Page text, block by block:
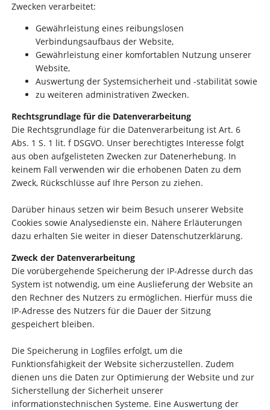
Zwecken verarbeitet:
Gewährleistung eines reibungslosen
Verbindungsaufbaus der Website,
Gewährleistung einer komfortablen Nutzung unserer
Website,
Auswertung der Systemsicherheit und -stabilität sowie
zu weiteren administrativen Zwecken.
Rechtsgrundlage für die Datenverarbeitung
Die Rechtsgrundlage für die Datenverarbeitung ist Art. 6
Abs. 1 S. 1 lit. f DSGVO. Unser berechtigtes Interesse folgt
aus oben aufgelisteten Zwecken zur Datenerhebung. In
keinem Fall verwenden wir die erhobenen Daten zu dem
Zweck, Rückschlüsse auf Ihre Person zu ziehen.
Darüber hinaus setzen wir beim Besuch unserer Website
Cookies sowie Analysedienste ein. Nähere Erläuterungen
dazu erhalten Sie weiter in dieser Datenschutzerklärung.
Zweck der Datenverarbeitung
Die vorübergehende Speicherung der IP-Adresse durch das
System ist notwendig, um eine Auslieferung der Website an
den Rechner des Nutzers zu ermöglichen. Hierfür muss die
IP-Adresse des Nutzers für die Dauer der Sitzung
gespeichert bleiben.
Die Speicherung in Logfiles erfolgt, um die
Funktionsfähigkeit der Website sicherzustellen. Zudem
dienen uns die Daten zur Optimierung der Website und zur
Sicherstellung der Sicherheit unserer
informationstechnischen Systeme. Eine Auswertung der